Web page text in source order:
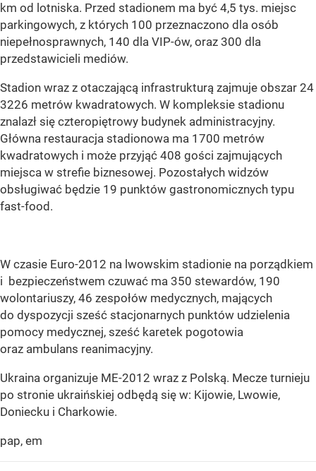
km od lotniska. Przed stadionem ma być 4,5 tys. miejsc
parkingowych, z których 100 przeznaczono dla osób
niepełnosprawnych, 140 dla VIP-ów, oraz 300 dla
przedstawicieli mediów.
Stadion wraz z otaczającą infrastrukturą zajmuje obszar 24
3226 metrów kwadratowych. W kompleksie stadionu
znalazł się czteropiętrowy budynek administracyjny.
Główna restauracja stadionowa ma 1700 metrów
kwadratowych i może przyjąć 408 gości zajmujących
miejsca w strefie biznesowej. Pozostałych widzów
obsługiwać będzie 19 punktów gastronomicznych typu
fast-food.
W czasie Euro-2012 na lwowskim stadionie na porządkiem
i bezpieczeństwem czuwać ma 350 stewardów, 190
wolontariuszy, 46 zespołów medycznych, mających
do dyspozycji sześć stacjonarnych punktów udzielenia
pomocy medycznej, sześć karetek pogotowia
oraz ambulans reanimacyjny.
Ukraina organizuje ME-2012 wraz z Polską. Mecze turnieju
po stronie ukraińskiej odbędą się w: Kijowie, Lwowie,
Doniecku i Charkowie.
pap, em